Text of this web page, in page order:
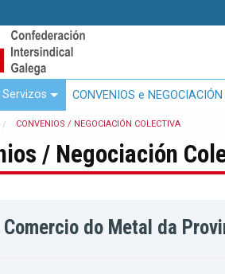
Servizos CONVENIOS e
CONVENIOS / NEGOCIACIÓN COLECTIVA
/ Negociación
Comercio do Metal da